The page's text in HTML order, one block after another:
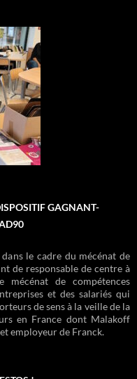
livres
GAGNANT-
le cadre du mécénat de
de responsable de centre à
de compétences
et des salariés qui
de sens à la veille de la
en France dont Malakoff
employeur de Franck.